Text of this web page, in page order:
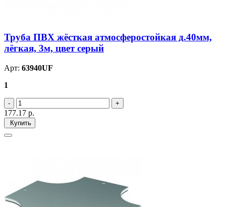
Труба ПВХ жёсткая атмосферостойкая д.40мм,
лёгкая, 3м, цвет серый
Арт: 63940UF
1
177.17 р.
Купить